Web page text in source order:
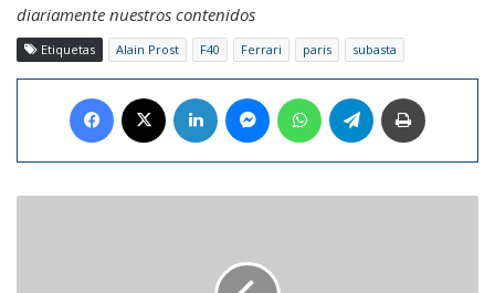
diariamente nuestros contenidos
Etiquetas Alain Prost F40 Ferrari paris subasta
Facebook LinkedIn MessengerWhatsAppTelegram